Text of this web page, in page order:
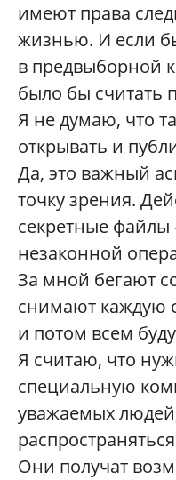
имеют права
жизнью. И если
в предвыборной
было бы считать
Я не думаю, что
открывать и
Да, это важный
точку зрения.
секретные файлы
незаконной
За мной бегают
снимают каждую
и потом всем
Я считаю, что
специальную
уважаемых
Они получат